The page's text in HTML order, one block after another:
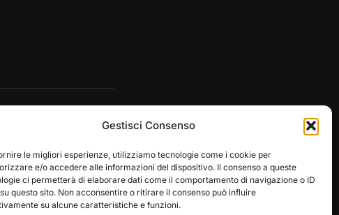
Gestisci Consenso
le migliori esperienze, utilizziamo tecnologie come i cookie per
e/o accedere alle informazioni del dispositivo. Il consenso a queste
ci permetterà di elaborare dati come il comportamento di navigazione o ID
questo sito. Non acconsentire o ritirare il consenso può influire
su alcune caratteristiche e funzioni.